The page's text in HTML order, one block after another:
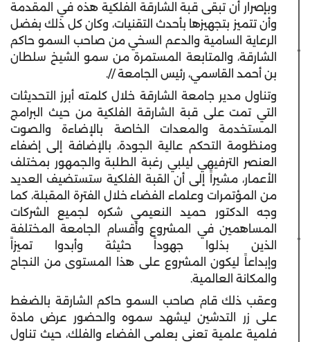
وبإصرار أن تبقى قبة الشارقة الفلكية هذه في المقدمة
وأن تتميز بتجهيزها بأحدث التقنيات، وكان كل ذلك بفضل
الرعاية السامية والدعم السخي من صاحب السمو حاكم
الشارقة، والمتابعة المستمرة من سمو الشيخ سلطان
بن أحمد القاسمي، رئيس الجامعة //.
وتناول مدير جامعة الشارقة خلال كلمته أبرز التحديثات
التي تمت على قبة الشارقة الفلكية من حيث البرامج
المستخدمة والمعدات الخاصة بالإضاءة والصوت
ومنظومة التحكم عالية الجودة، بالإضافة إلى إضفاء
العنصر الترفيهي ليلبي رغبة الطلبة والجمهور بمختلف
الأعمار، مشيراً إلى أن القبة الفلكية ستستضيف العديد
من المؤتمرات وعلماء الفضاء خلال الفترة المقبلة، كما
وجه الدكتور حميد النعيمي شكره لجميع الشركات
المساهمين في المشروع وأقسام الجامعة المختلفة
الذين بذلوا جهوداً حثيثة وأبدوا تميزاً
وإبداعاً ليكون المشروع على هذا المستوى من النجاح
والمكانة العالمية.
وعقب ذلك قام صاحب السمو حاكم الشارقة بالضغط
على زر التدشين ليشهد سموه والحضور عرض مادة
فلمية علمية تعنى بعلمي الفضاء والفلك، حيث تناول